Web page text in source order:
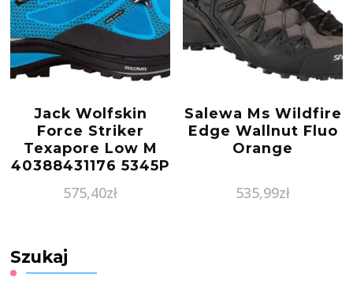
Jack Wolfskin
Force Striker
Texapore Low M
40388431176 5345P
575,40zł
Salewa Ms Wildfire
Edge Wallnut Fluo
Orange
535,99zł
Szukaj